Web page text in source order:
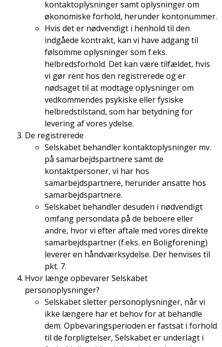
kontaktoplysninger samt oplysninger om
økonomiske forhold, herunder kontonummer.
Hvis det er nødvendigt i henhold til den
indgåede kontrakt, kan vi have adgang til
følsomme oplysninger som f.eks.
helbredsforhold. Det kan være tilfældet, hvis
vi gør rent hos den registrerede og er
nødsaget til at modtage oplysninger om
vedkommendes psykiske eller fysiske
helbredstilstand, som har betydning for
levering af vores ydelse.
De registrerede
Selskabet behandler kontaktoplysninger mv.
på samarbejdspartnere samt de
kontaktpersoner, vi har hos
samarbejdspartnere, herunder ansatte hos
samarbejdspartnere.
Selskabet behandler desuden i nødvendigt
omfang persondata på de beboere eller
andre, hvor vi efter aftale med vores direkte
samarbejdspartner (f.eks. en Boligforening)
leverer en håndværksydelse. Der henvises til
pkt. 7.
Hvor længe opbevarer Selskabet
personoplysninger?
Selskabet sletter personoplysninger, når vi
ikke længere har et behov for at behandle
dem. Opbevaringsperioden er fastsat i forhold
til de forpligtelser, Selskabet er underlagt i